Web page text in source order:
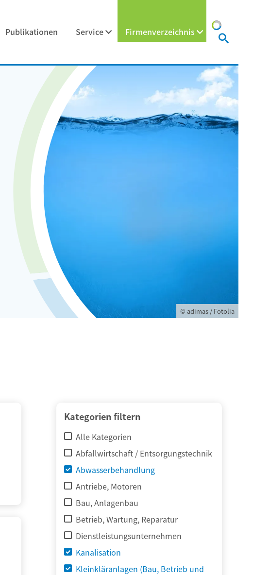
Publikationen Service Firmenverzeichnis
© adimas / Fotolia
Kategorien filtern
Alle Kategorien
Abfallwirtschaft / Entsorgungstechnik
Abwasserbehandlung
Antriebe, Motoren
Bau, Anlagenbau
Betrieb, Wartung, Reparatur
Dienstleistungsunternehmen
Kanalisation
Kleinkläranlagen (Bau, Betrieb und